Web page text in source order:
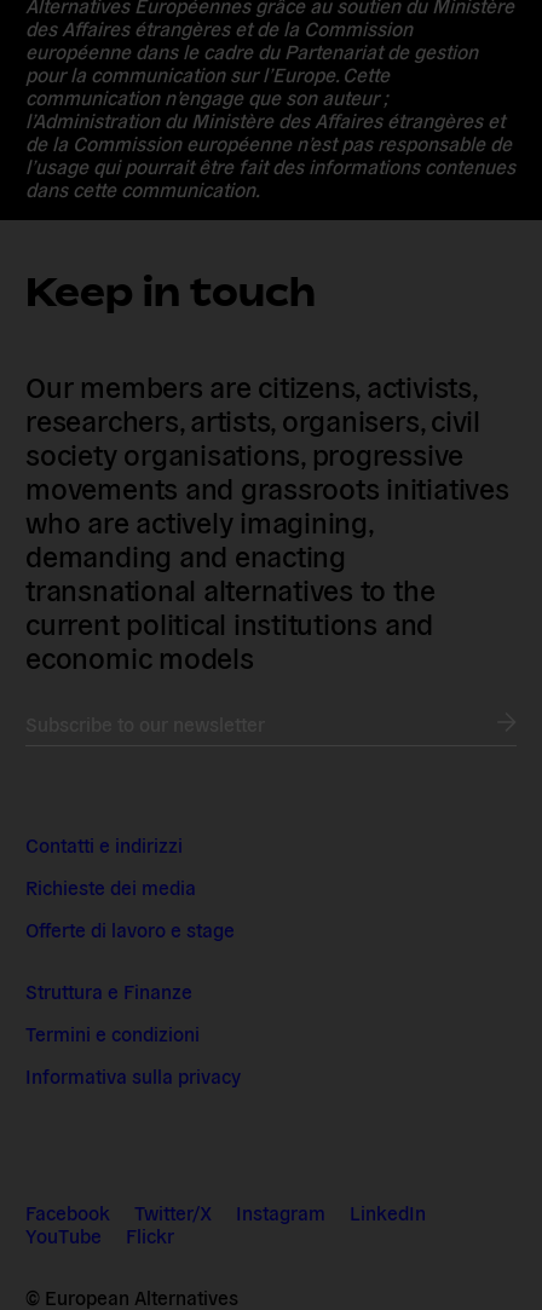
Alternatives Européennesgrâce au soutien duMinistère
des Affaires étrangèreset de la Commission
européenne dans le cadre du Partenariat de gestion
pour la communication sur l’Europe. Cette
communication n’engage que son auteur ;
l’Administration du Ministère des Affaires étrangères et
de la Commission européenne n’est pas responsable de
l’usage qui pourrait être fait des informations contenues
dans cette communication.
Keep in touch
Our members are citizens, activists,
researchers, artists, organisers, civil
society organisations, progressive
movements and grassroots initiatives
who are actively imagining,
demanding and enacting
transnational alternatives to the
current political institutions and
economic models
Contatti e indirizzi
Richieste dei media
Offerte di lavoro e stage
Struttura e Finanze
Termini e condizioni
Informativa sulla privacy
Facebook Twitter/X Instagram
LinkedIn
YouTube
Flickr
© European Alternatives